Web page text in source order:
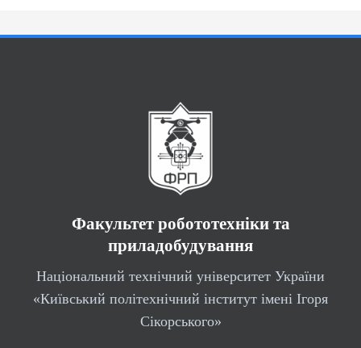
Факультет робототехніки та
приладобудування
Національний технічний університет України
«Київський політехнічний інститут імені Ігоря
Сікорського»